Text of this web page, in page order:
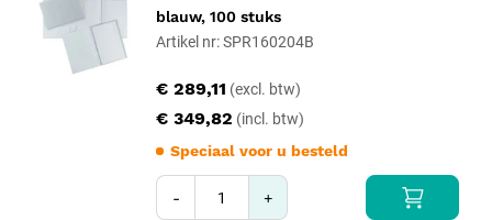
blauw, 100 stuks
Artikel nr: SPR160204B
€ 349,82
€ 289,11
Speciaal voor u besteld
- +